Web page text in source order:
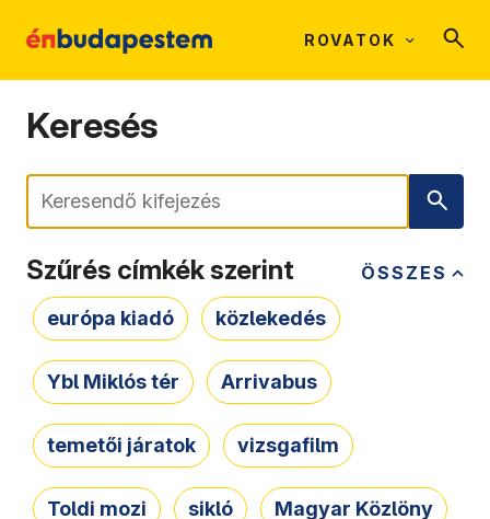
ROVATOK
Keresés
Keresés
ÖSSZES
Szűrés címkék szerint
európa kiadó közlekedés
Ybl Miklós tér Arrivabus
temetői járatok vizsgafilm
Toldi mozi sikló Magyar Közlöny